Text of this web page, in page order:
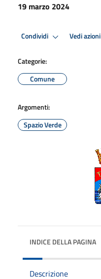
19 marzo 2024
Condividi Vedi azioni
Categorie:
Comune
Argomenti:
Spazio Verde
INDICE DELLA PAGINA
Descrizione